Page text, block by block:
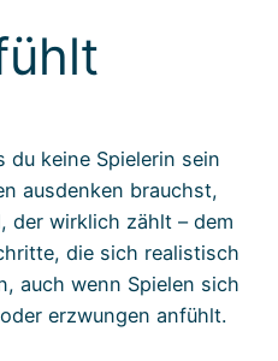
keine Spielerin sein
ausdenken brauchst,
der wirklich zählt – dem
die sich realistisch
auch wenn Spielen sich
erzwungen anfühlt.